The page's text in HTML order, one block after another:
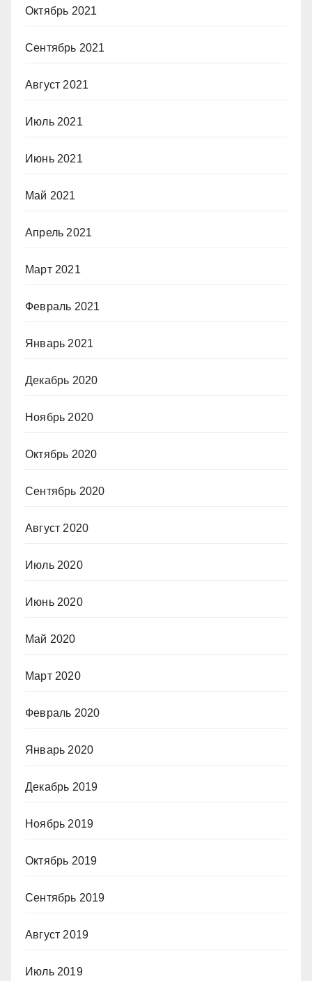
Октябрь 2021
Сентябрь 2021
Август 2021
Июль 2021
Июнь 2021
Май 2021
Апрель 2021
Март 2021
Февраль 2021
Январь 2021
Декабрь 2020
Ноябрь 2020
Октябрь 2020
Сентябрь 2020
Август 2020
Июль 2020
Июнь 2020
Май 2020
Март 2020
Февраль 2020
Январь 2020
Декабрь 2019
Ноябрь 2019
Октябрь 2019
Сентябрь 2019
Август 2019
Июль 2019